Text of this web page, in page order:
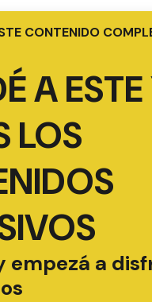
CONTENIDO
A
LOS
empezá a